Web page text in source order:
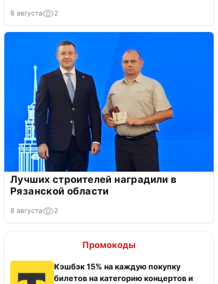
8 августа 2
Лучших строителей наградили в
Рязанской области
8 августа 2
Промокоды
Кэшбэк 15% на каждую покупку
билетов на категорию концертов и